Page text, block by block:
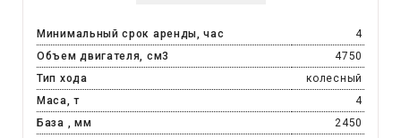
Минимальный срок аренды, час
4
Объем двигателя, см3
4750
Тип хода
колесный
Маса, т
4
База , мм
2450